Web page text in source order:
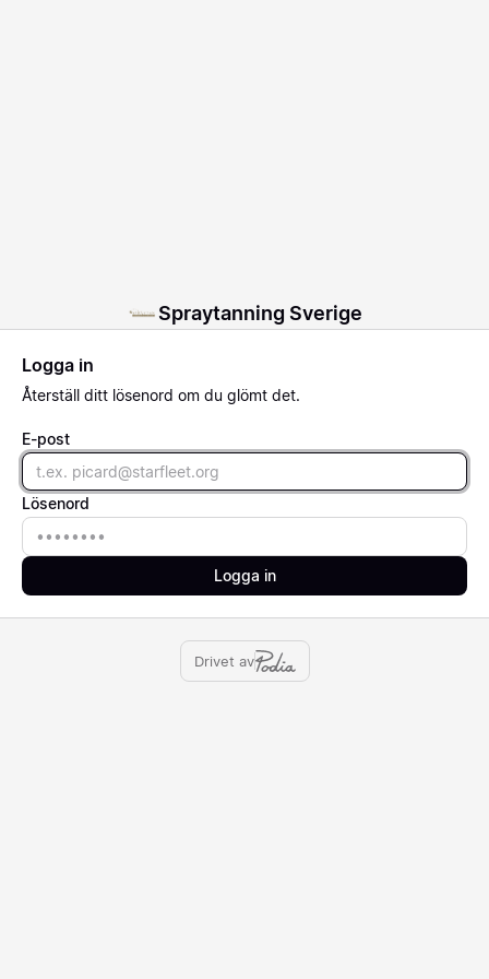
Spraytanning Sverige
Logga in
Återställ ditt lösenord om du glömt det.
E-post
Email
Lösenord
Lösenord
Logga in
Drivet av